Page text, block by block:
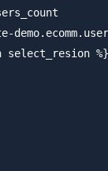
select_resion